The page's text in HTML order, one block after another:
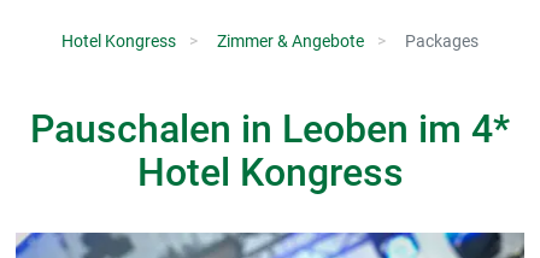
Hotel Kongress Zimmer & Angebote Packages
Pauschalen in Leoben im 4*
Hotel Kongress